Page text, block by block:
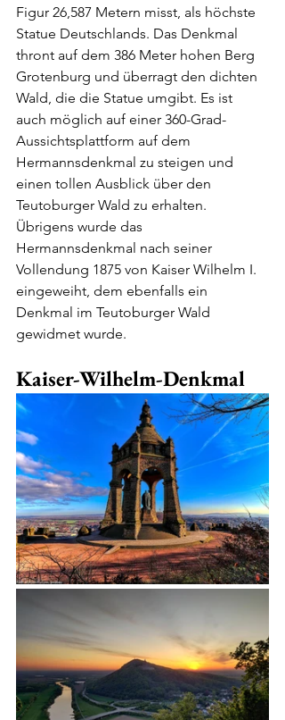
Figur 26,587 Metern misst, als höchste
Statue Deutschlands. Das Denkmal
thront auf dem 386 Meter hohen Berg
Grotenburg und überragt den dichten
Wald, die die Statue umgibt. Es ist
auch möglich auf einer 360-Grad-
Aussichtsplattform auf dem
Hermannsdenkmal zu steigen und
einen tollen Ausblick über den
Teutoburger Wald zu erhalten.
Übrigens wurde das
Hermannsdenkmal nach seiner
Vollendung 1875 von Kaiser Wilhelm I.
eingeweiht, dem ebenfalls ein
Denkmal im Teutoburger Wald
gewidmet wurde.
Kaiser-Wilhelm-Denkmal